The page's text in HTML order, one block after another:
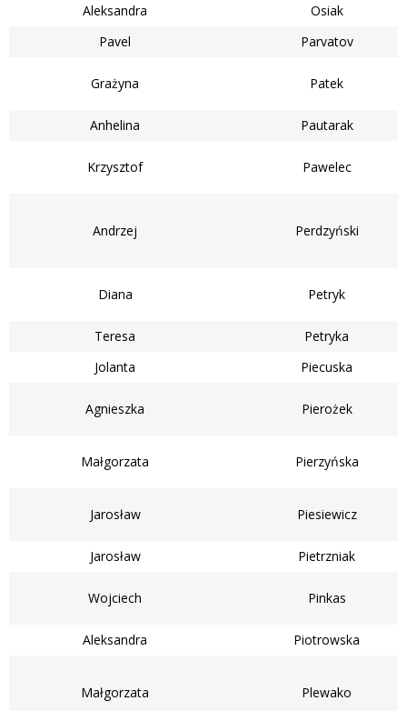
Aleksandra
Osiak
Pavel
Parvatov
Grażyna Patek
Anhelina Pautarak
Krzysztof Pawelec
Andrzej Perdzyński
Diana Petryk
Teresa
Petryka
Jolanta
Piecuska
Agnieszka Pierożek
Małgorzata Pierzyńska
Jarosław Piesiewicz
Jarosław Pietrzniak
Wojciech Pinkas
Aleksandra Piotrowska
Małgorzata Plewako